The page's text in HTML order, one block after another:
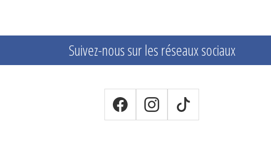
Suivez-nous sur les réseaux sociaux